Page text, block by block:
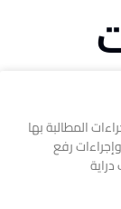
المطالبة بها
رفع